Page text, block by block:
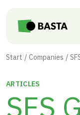
Start Companies
ARTICLES
SFS